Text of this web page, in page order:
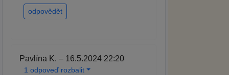
odpovědět
Pavlína K. – 16.5.2024 22:20
1 odpoveď rozbalit